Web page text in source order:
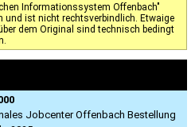
Informationssystem Offenbach"
und ist nicht rechtsverbindlich. Etwaige
dem Original sind technisch bedingt
Jobcenter Offenbach Bestellung